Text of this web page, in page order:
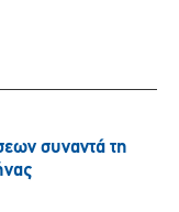
συναντά τη